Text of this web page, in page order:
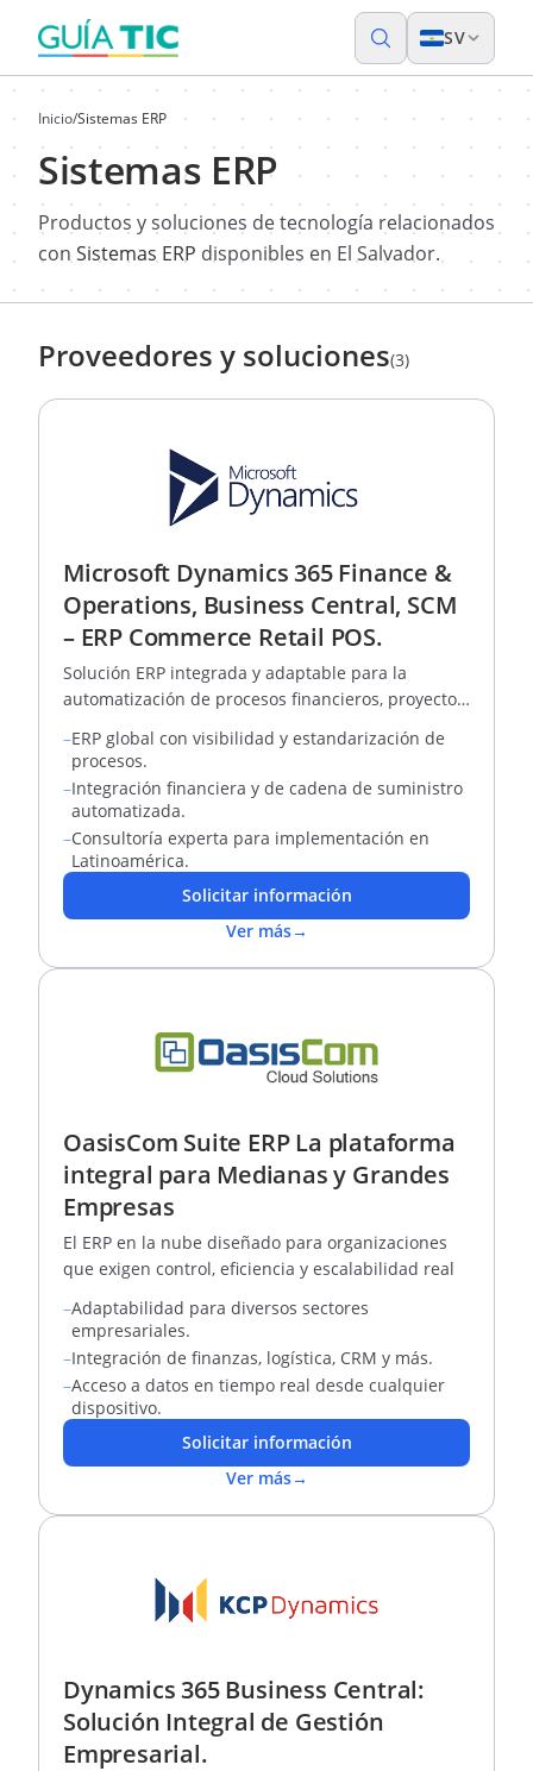
SV
Inicio/Sistemas ERP
Sistemas ERP
Productos y soluciones de tecnología relacionados
con Sistemas ERP disponibles en El Salvador.
Proveedores y soluciones(3)
Microsoft Dynamics 365 Finance &
Operations, Business Central, SCM
– ERP Commerce Retail POS.
Solución ERP integrada y adaptable para la
automatización de procesos financieros, proyectos,
–ERP global con visibilidad y estandarización de
procesos.
–Integración financiera y de cadena de suministro
automatizada.
–Consultoría experta para implementación en
Latinoamérica.
Solicitar información
Ver más→
OasisCom Suite ERP La plataforma
integral para Medianas y Grandes
Empresas
El ERP en la nube diseñado para organizaciones
que exigen control, eficiencia y escalabilidad real
–Adaptabilidad para diversos sectores
empresariales.
–Integración de finanzas, logística, CRM y más.
–Acceso a datos en tiempo real desde cualquier
dispositivo.
Solicitar información
Ver más→
Dynamics 365 Business Central:
Solución Integral de Gestión
Empresarial.